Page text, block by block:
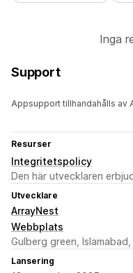
Inga
Support
Appsupport tillhandahålls av
Resurser
Integritetspolicy
Den här utvecklaren
Utvecklare
ArrayNest
Webbplats
Gulberg green,
Lansering